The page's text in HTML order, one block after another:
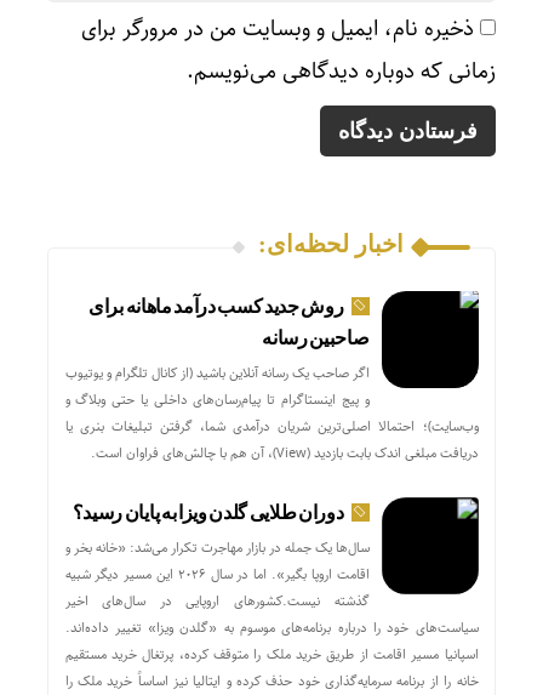
ذخیره نام، ایمیل و وبسایت من در مرورگر برای
زمانی که دوباره دیدگاهی می‌نویسم.
اخبار لحظه‌ای:
روش جدید کسب درآمد ماهانه برای
صاحبین رسانه
اگر صاحب یک رسانه آنلاین باشید (از کانال تلگرام و یوتیوب
و پیج اینستاگرام تا پیام‌رسان‌های داخلی یا حتی وبلاگ و
وب‌سایت)؛ احتمالا اصلی‌ترین شریان درآمدی شما، گرفتن تبلیغات بنری یا
دریافت مبلغی اندک بابت بازدید (View)، آن هم با چالش‌های فراوان است.
دوران طلایی گلدن ویزا به پایان رسید؟
سال‌ها یک جمله در بازار مهاجرت تکرار می‌شد: «خانه بخر و
اقامت اروپا بگیر». اما در سال ۲۰۲۶ این مسیر دیگر شبیه
گذشته نیست.کشورهای اروپایی در سال‌های اخیر
سیاست‌های خود را درباره برنامه‌های موسوم به «گلدن ویزا» تغییر داده‌اند.
اسپانیا مسیر اقامت از طریق خرید ملک را متوقف کرده، پرتغال خرید مستقیم
خانه را از برنامه سرمایه‌گذاری خود حذف کرده و ایتالیا نیز اساساً خرید ملک را